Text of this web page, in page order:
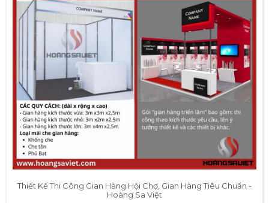
Thiết Kế Thi Công Gian Hàng Hội Chợ, Gian Hàng Tiêu Chuẩn -
Hoàng Sa Việt